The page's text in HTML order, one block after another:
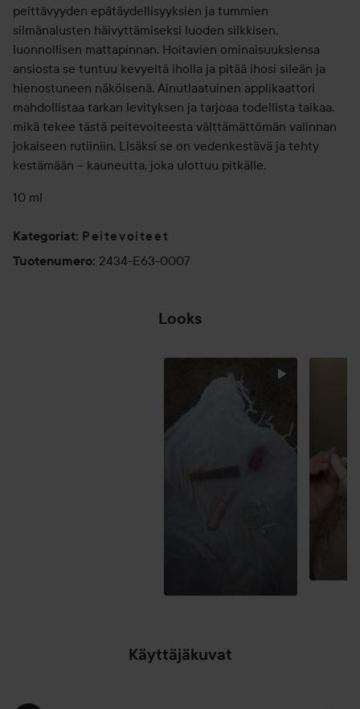
peittävyyden epätäydellisyyksien ja tummien
silmänalusten häivyttämiseksi luoden silkkisen,
luonnollisen mattapinnan. Hoitavien ominaisuuksiensa
ansiosta se tuntuu kevyeltä iholla ja pitää ihosi sileän ja
hienostuneen näköisenä. Ainutlaatuinen applikaattori
mahdollistaa tarkan levityksen ja tarjoaa todellista taikaa,
mikä tekee tästä peitevoiteesta välttämättömän valinnan
jokaiseen rutiiniin. Lisäksi se on vedenkestävä ja tehty
kestämään – kauneutta, joka ulottuu pitkälle.
10 ml
Kategoriat: Peitevoiteet
Tuotenumero: 2434-E63-0007
Looks
Käyttäjäkuvat